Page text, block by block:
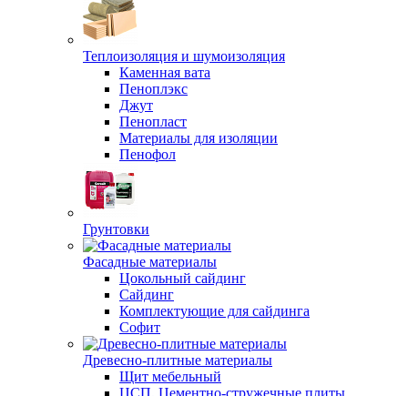
Теплоизоляция и шумоизоляция
Каменная вата
Пеноплэкс
Джут
Пенопласт
Материалы для изоляции
Пенофол
Грунтовки
Фасадные материалы
Цокольный сайдинг
Сайдинг
Комплектующие для сайдинга
Софит
Древесно-плитные материалы
Щит мебельный
ЦСП, Цементно-стружечные плиты